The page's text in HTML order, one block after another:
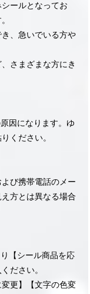
ールとなってお
、急いでいる方や
さまざまな方にき
因になります。ゆ
ください。
び携帯電話のメー
方とは異なる場合
【シール商品を応
ださい。
更】【文字の色変